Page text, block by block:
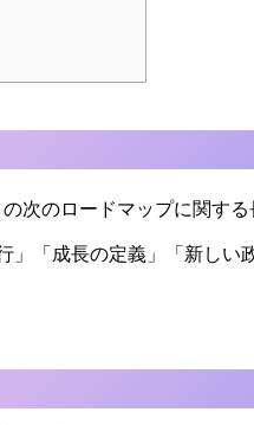
次のロードマップに関する
」「成長の定義」「新しい